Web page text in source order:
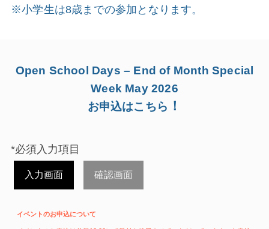
※小学生は8歳までの参加となります。
Open School Days – End of Month Special
Week May 2026
お申込はこちら ！
*必須入力項目
入力画面 確認画面
イベントのお申込について